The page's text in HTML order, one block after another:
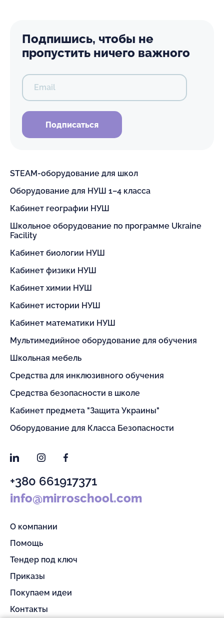
Подпишись, чтобы не
пропустить ничего важного
Email
Подписаться
STEAM-оборудование для школ
Оборудование для НУШ 1–4 класса
Кабинет географии НУШ
Школьное оборудование по программе Ukraine
Facility
Кабинет биологии НУШ
Кабинет физики НУШ
Кабинет химии НУШ
Кабинет истории НУШ
Кабинет математики НУШ
Мультимедийное оборудование для обучения
Школьная мебель
Средства для инклюзивного обучения
Средства безопасности в школе
Кабинет предмета "Защита Украины"
Оборудование для Класса Безопасности
LinkedInInstagramFacebook
+380 661917371
info@mirroschool.com
О компании
Помощь
Тендер под ключ
Приказы
Покупаем идеи
Контакты